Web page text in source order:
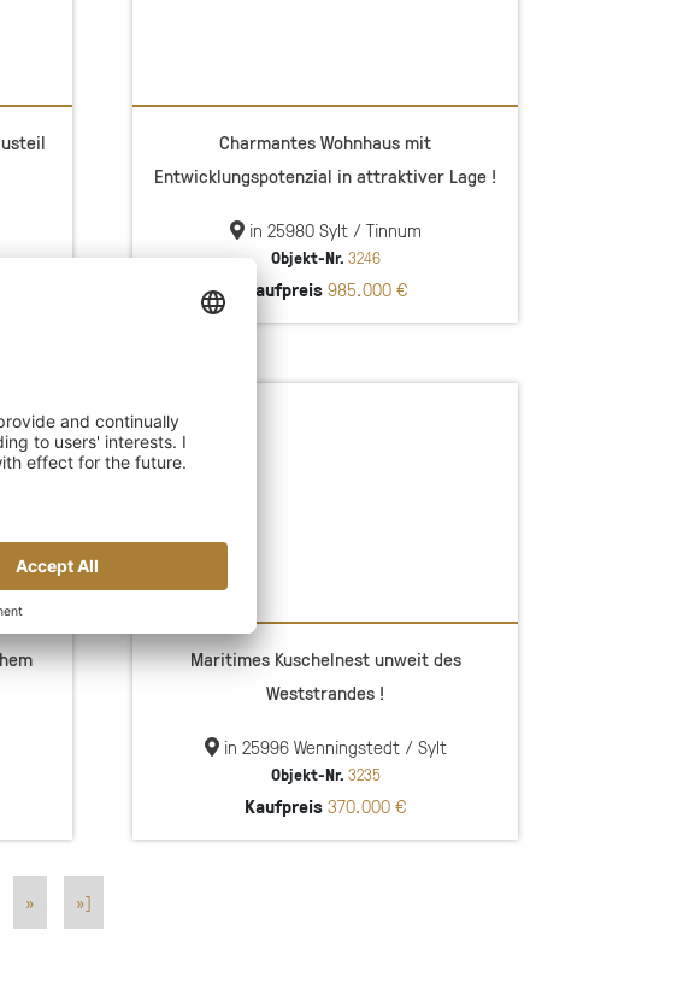
Charmantes Wohnhaus mit
Entwicklungspotenzial in attraktiver Lage !
in 25980 Sylt / Tinnum
Objekt-Nr. 3246
Kaufpreis 985.000 €
NEU
Maritimes Kuschelnest unweit des
Weststrandes !
in 25996 Wenningstedt / Sylt
Objekt-Nr. 3235
Kaufpreis370.000 €
» »]